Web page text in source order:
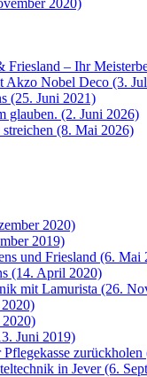
Friesland – Ihr
Akzo Nobel Deco (3.
(25. Juni 2021)
glauben. (2. Juni 2026)
(8. Mai 2026)
2020)
2019)
und Friesland (6. Mai
(14. April 2020)
mit Lamurista (26.
2020)
Juni 2019)
in Jever (6.